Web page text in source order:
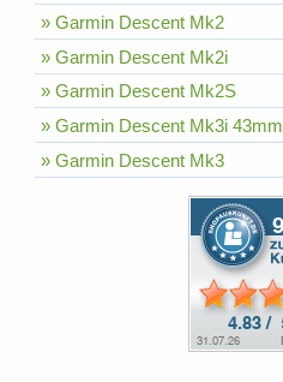
» Garmin Descent Mk2
» Garmin Descent Mk2i
» Garmin Descent Mk2S
» Garmin Descent Mk3i 43mm
» Garmin Descent Mk3